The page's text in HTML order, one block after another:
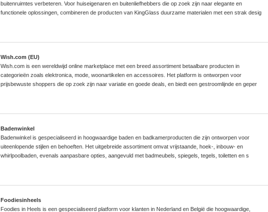
buitenruimtes verbeteren. Voor huiseigenaren en buitenliefhebbers die op zoek zijn naar elegante en
functionele oplossingen, combineren de producten van KingGlass duurzame materialen met een strak desig
Wish.com (EU)
Wish.com is een wereldwijd online marketplace met een breed assortiment betaalbare producten in
categorieën zoals elektronica, mode, woonartikelen en accessoires. Het platform is ontworpen voor
prijsbewuste shoppers die op zoek zijn naar variatie en goede deals, en biedt een gestroomlijnde en geper
Badenwinkel
Badenwinkel is gespecialiseerd in hoogwaardige baden en badkamerproducten die zijn ontworpen voor
uiteenlopende stijlen en behoeften. Het uitgebreide assortiment omvat vrijstaande, hoek-, inbouw- en
whirlpoolbaden, evenals aanpasbare opties, aangevuld met badmeubels, spiegels, tegels, toiletten en s
Foodiesinheels
Foodies in Heels is een gespecialiseerd platform voor klanten in Nederland en België die hoogwaardige,